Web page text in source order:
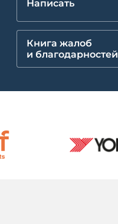
Написать
Книга жалоб
и благодарностей